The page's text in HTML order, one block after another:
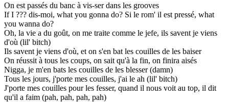
On est passés du banc à vis-ser dans les grooves
If I ??? dis-moi, what you gonna do? Si le rom' il est pressé, what
you wanna do?
Oh, la vie a du goût, on me traite comme le jefe, ils savent je viens
d'où (lil' bitch)
Ils savent je viens d'où, et on s'en bat les couilles de les baiser
On réussit à tous les coups, on sait qu'à la fin, on finira aisés
Nigga, je m'en bats les couilles de les blesser (damn)
Tous les jours, j'porte mes couilles, j'ai le ah (lil' bitch)
J'porte mes couilles pour les fesser, quand il nous voit au top, il dit
qu'il a faim (pah, pah, pah, pah)